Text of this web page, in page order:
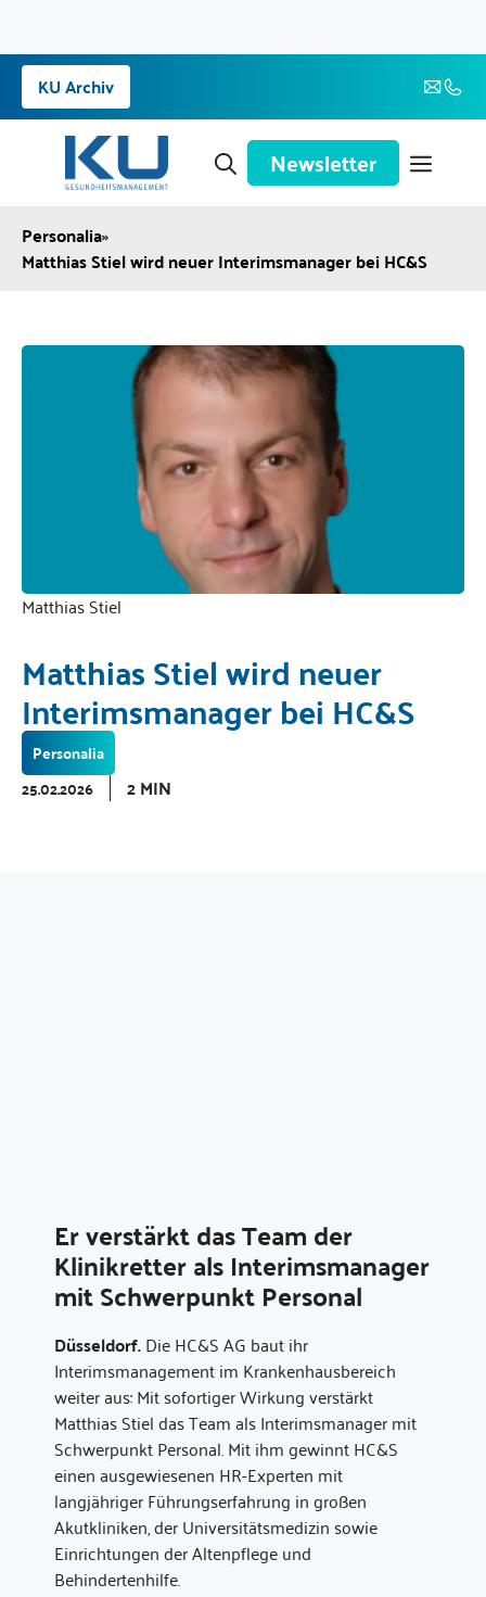
Zum
Inhalt
springen
KU Archiv
Newsletter
Personalia»
Matthias Stiel wird neuer Interimsmanager bei HC&S
Matthias Stiel
Matthias Stiel wird neuer
Interimsmanager bei HC&S
Personalia
25.02.2026
2 MIN
Er verstärkt das Team der
Klinikretter als Interimsmanager
mit Schwerpunkt Personal
Düsseldorf.Die HC&S AG baut ihr
Interimsmanagement im Krankenhausbereich
weiter aus: Mit sofortiger Wirkung verstärkt
Matthias Stiel das Team als Interimsmanager mit
Schwerpunkt Personal. Mit ihm gewinnt HC&S
einen ausgewiesenen HR-Experten mit
langjähriger Führungserfahrung in großen
Akutkliniken, der Universitätsmedizin sowie
Einrichtungen der Altenpflege und
Behindertenhilfe.